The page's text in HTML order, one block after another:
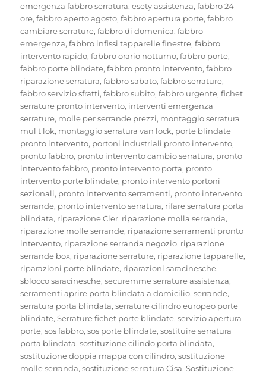
emergenza fabbro serratura,esety assistenza,fabbro 24
ore,fabbro aperto agosto,fabbro apertura porte,fabbro
cambiare serrature,fabbro di domenica,fabbro
emergenza,fabbro infissi tapparelle finestre,fabbro
intervento rapido,fabbro orario notturno,fabbro porte,
fabbro porte blindate,fabbro pronto intervento,fabbro
riparazione serratura,fabbro sabato,fabbro serrature,
fabbro servizio sfratti,fabbro subito,fabbro urgente,fichet
serrature pronto intervento, interventi emergenza
serrature, molle per serrande prezzi, montaggio serratura
mul t lok, montaggio serratura van lock, porte blindate
pronto intervento, portoni industriali pronto intervento,
pronto fabbro, pronto intervento cambio serratura, pronto
intervento fabbro, pronto intervento porta, pronto
intervento porte blindate, pronto intervento portoni
sezionali, pronto intervento serramenti, pronto intervento
serrande, pronto intervento serratura, rifare serratura porta
blindata, riparazione Cler, riparazione molla serranda,
riparazione molle serrande, riparazione serramenti pronto
intervento, riparazione serranda negozio, riparazione
serrande box, riparazione serrature, riparazione tapparelle,
riparazioni porte blindate, riparazioni saracinesche,
sblocco saracinesche,securemme serrature assistenza,
serramenti aprire porta blindata a domicilio,serrande,
serratura porta blindata,serrature cilindro europeo porte
blindate,Serrature fichet porte blindate,servizio apertura
porte,sos fabbro,sos porte blindate,sostituire serratura
porta blindata,sostituzione cilindo porta blindata,
sostituzione doppia mappa con cilindro,sostituzione
molle serranda,sostituzione serratura Cisa,Sostituzione